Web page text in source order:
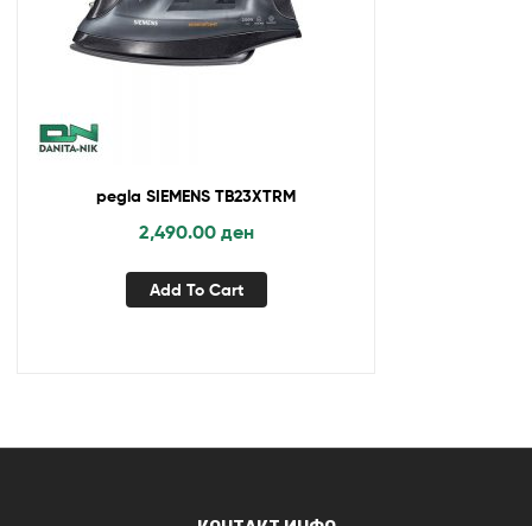
pegla SIEMENS TB23XTRM
2,490.00 ден
Add To Cart